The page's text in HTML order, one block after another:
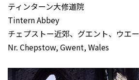
ティンターン大修道院
Tintern Abbey
チェプストー近郊、グエント、ウエ
Nr. Chepstow, Gwent, Wales